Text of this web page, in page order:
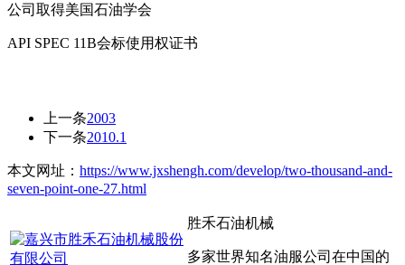
公司取得美国石油学会
API SPEC 11B会标使用权证书
上一条2003
下一条2010.1
本文网址： https://www.jxshengh.com/develop/two-thousand-and-
seven-point-one-27.html
胜禾石油机械
多家世界知名油服公司在中国的